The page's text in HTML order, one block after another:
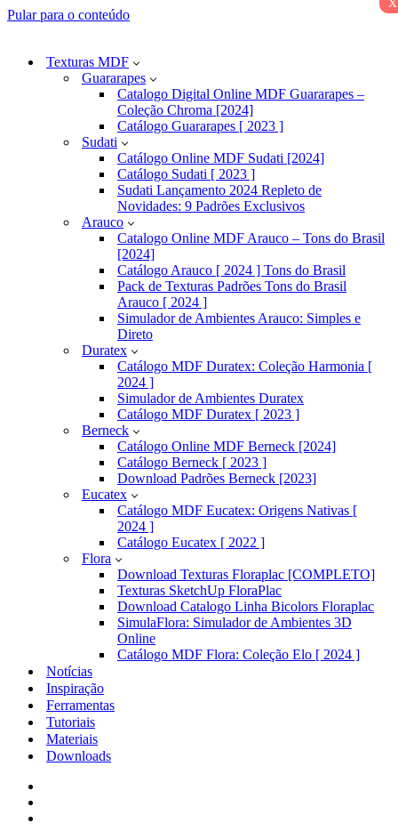
Pular para o conteúdo
Texturas MDF
Guararapes
Catalogo Digital Online MDF Guararapes –
Coleção Chroma [2024]
Catálogo Guararapes [ 2023 ]
Sudati
Catálogo Online MDF Sudati [2024]
Catálogo Sudati [ 2023 ]
Sudati Lançamento 2024 Repleto de
Novidades: 9 Padrões Exclusivos
Arauco
Catalogo Online MDF Arauco – Tons do Brasil
[2024]
Catálogo Arauco [ 2024 ] Tons do Brasil
Pack de Texturas Padrões Tons do Brasil
Arauco [ 2024 ]
Simulador de Ambientes Arauco: Simples e
Direto
Duratex
Catálogo MDF Duratex: Coleção Harmonia [
2024 ]
Simulador de Ambientes Duratex
Catálogo MDF Duratex [ 2023 ]
Berneck
Catálogo Online MDF Berneck [2024]
Catálogo Berneck [ 2023 ]
Download Padrões Berneck [2023]
Eucatex
Catálogo MDF Eucatex: Origens Nativas [
2024 ]
Catálogo Eucatex [ 2022 ]
Flora
Download Texturas Floraplac [COMPLETO]
Texturas SketchUp FloraPlac
Download Catalogo Linha Bicolors Floraplac
SimulaFlora: Simulador de Ambientes 3D
Online
Catálogo MDF Flora: Coleção Elo [ 2024 ]
Notícias
Inspiração
Ferramentas
Tutoriais
Materiais
Downloads